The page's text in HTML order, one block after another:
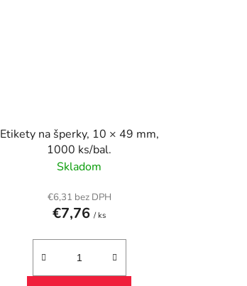
Etikety na šperky, 10 × 49 mm,
1000 ks/bal.
Skladom
€6,31 bez DPH
€7,76/ ks